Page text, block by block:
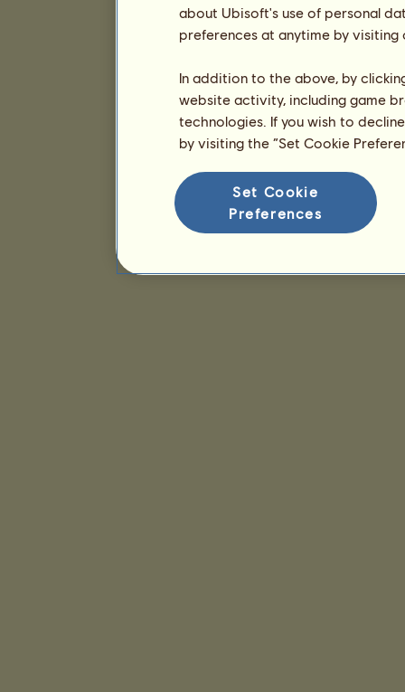
about Ubisoft's use of personal
preferences at anytime by
In addition to the above, by
website activity, including game
technologies. If you wish to
by visiting the “Set Cookie
Set Cookie
Preferences